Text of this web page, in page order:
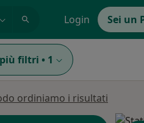
Login Sei un
filtri • 1
ordiniamo i risultati